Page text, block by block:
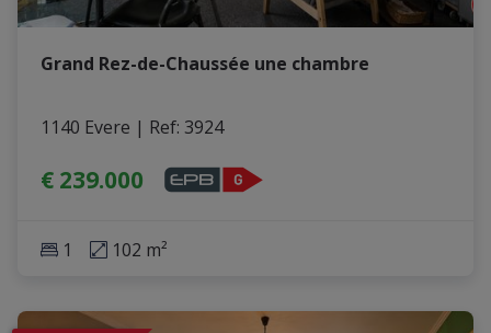
Grand Rez-de-Chaussée une chambre
1140 Evere | Ref: 3924
€ 239.000
1 102 m²